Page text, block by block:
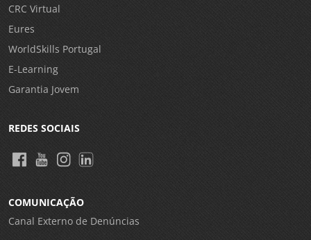
CRC Virtual
Eures
WorldSkills Portugal
E-Learning
Garantia Jovem
REDES SOCIAIS
COMUNICAÇÃO
Canal Externo de Denúncias